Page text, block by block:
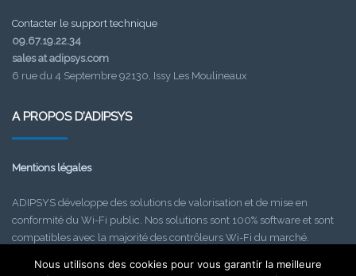
Contacter le support technique
09.67.19.22.34
sales at adipsys.com
6 rue du 4 Septembre 92130, Issy Les Moulineaux
A PROPOS D’ADIPSYS
Mentions légales
ADIPSYS développe des solutions de valorisation et de mise en
conformité du Wi-Fi public. Nos solutions sont 100% software et sont
compatibles avec la majorité des contrôleurs Wi-Fi du marché.
déployer plus de 10000 hotspots, en France et à l’étranger.
Nous utilisons des cookies pour vous garantir la meilleure